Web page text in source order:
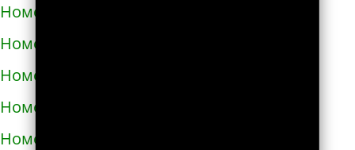
Номера телефонов такси в Терновке
Номера телефонов такси в Тернополе
Номера телефонов такси в Токмаке
Номера телефонов такси в Тростянце
Номера телефонов такси в Трускавце